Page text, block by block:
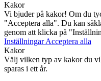
Kakor
Vi bjuder på kakor! Om du
"Acceptera alla". Du kan
genom att klicka på
InställningarAcceptera alla
Kakor
Välj vilken typ av kakor du
sparas i ett år.